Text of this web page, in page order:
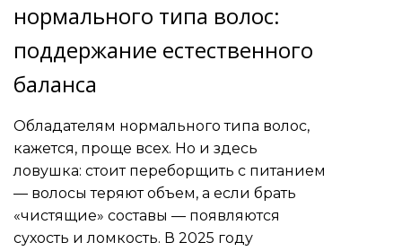
нормального типа волос:
поддержание естественного
баланса
Обладателям нормального типа волос,
кажется, проще всех. Но и здесь
ловушка: стоит переборщить с питанием
— волосы теряют объем, а если брать
«чистящие» составы — появляются
сухость и ломкость. В 2025 году